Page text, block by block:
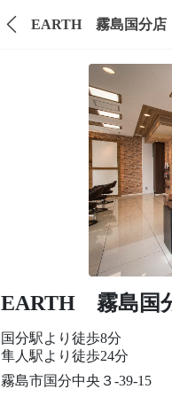
EARTH 霧島国分店
EARTH 霧島国
国分駅より徒歩8分
隼人駅より徒歩24分
霧島市国分中央３-39-15